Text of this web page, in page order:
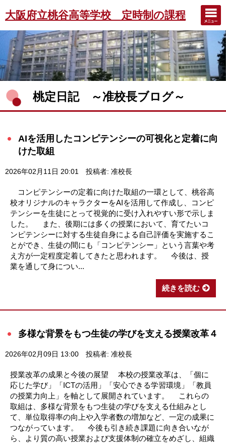
大阪府立桃谷高等学校 定時制の課程
桃定日記 ～准校長ブログ～
AIを活用したコンピテンシーの可視化と定着に向
けた取組
2026年02月11日 20:01 投稿者: 准校長
コンピテンシーの定着に向けた取組の一環として、桃谷高
校オリジナルのキャラクターをAIを活用して作成し、コンピ
テンシーを生徒にとって視覚的に受け入れやすい形で示しま
した。 また、後期には多くの授業において、育てたいコ
ンピテンシーに対する生徒自身による自己評価を実施するこ
とができ、生徒の間にも「コンピテンシー」という言葉や考
え方が一定程度定着してきたと思われます。 今後は、授
業を通して身につい...
続きを読む
多様な背景をもつ生徒の学びを支える授業改革４
2026年02月09日 13:00 投稿者: 准校長
授業改革の成果と今後の展望 本校の授業改革は、「個に
応じた学び」「ICTの活用」「安心できる学習環境」「教員
の授業力向上」を軸として展開されています。 これらの
取組は、多様な背景をもつ生徒の学びを支える仕組みとし
て、単位取得率の向上や入学者数の増加など、一定の成果に
つながっています。 今後も引き続き課題に向き合いなが
ら、より質の高い授業および支援体制の確立をめざし、組織